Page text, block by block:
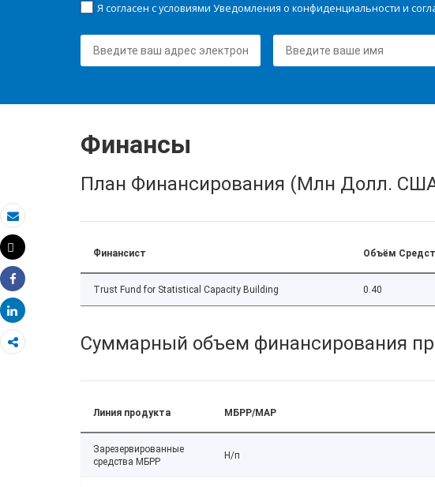
Электронная почта
Распечатать
Tweet
Share
Share
Я согласен с условиями Уведомления о конфиденциальности и
Финансы
План Финансирования (Млн Долл.
Финансист Объём
Trust Fund for Statistical Capacity Building 0.40
Суммарный объем финансирования
Линия продукта МБРР/МАР
Зарезервированные
средства МБРР
Н/п